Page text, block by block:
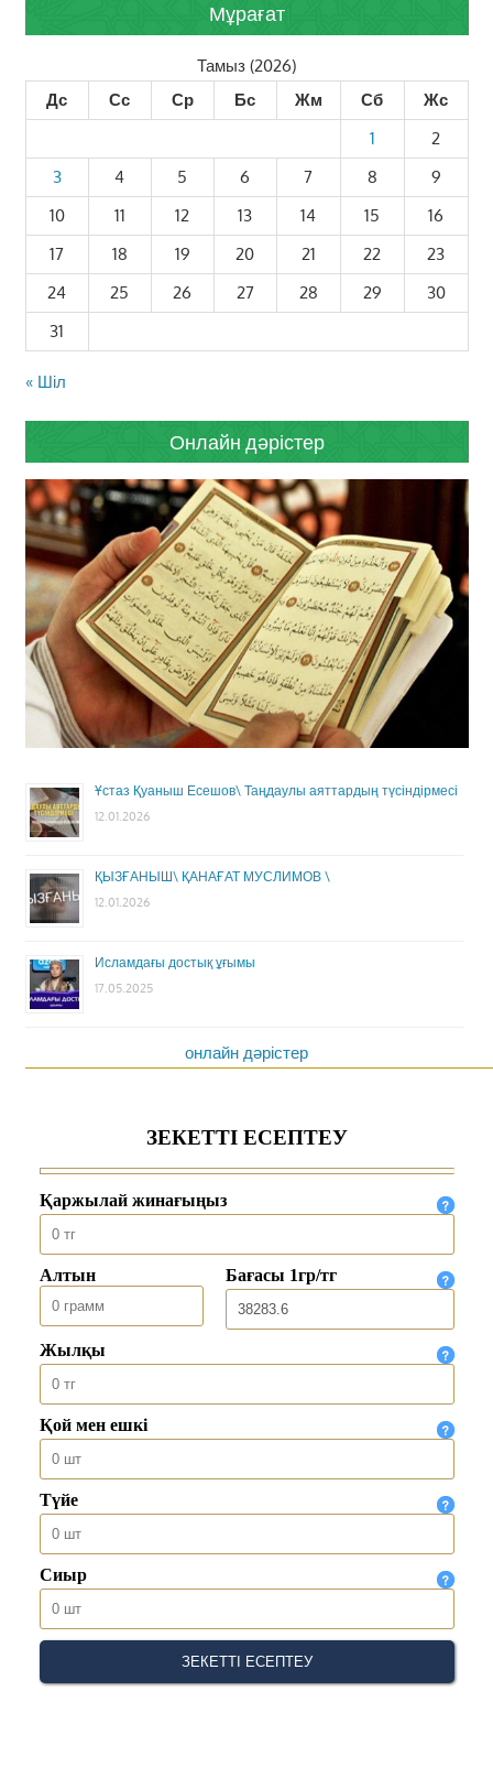
Мұрағат
Тамыз (2026)
Дс
Сс Ср Бс Жм Сб
Жс
1
2
3
4 5 6 7 8
9
10
11 12 13 14 15
16
17
18 19 20 21 22
23
24
25 26 27 28 29
30
31
« Шіл
Онлайн дәрістер
Ұстаз Қуаныш Есешов\ Таңдаулы аяттардың түсіндірмесі
12.01.2026
ҚЫЗҒАНЫШ\ ҚАНАҒАТ МУСЛИМОВ \
12.01.2026
Исламдағы достық ұғымы
17.05.2025
онлайн дәрістер